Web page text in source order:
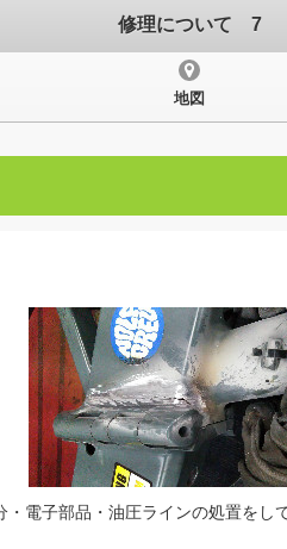
修理について 7
地図
電子部品・油圧ラインの処置をし